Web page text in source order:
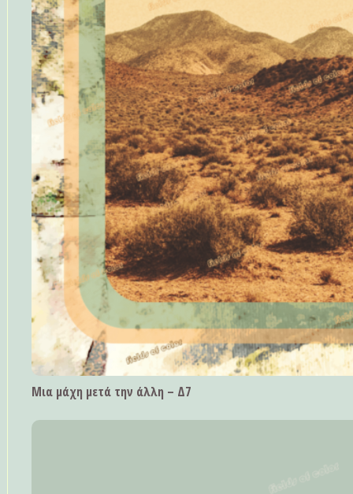
Μια μάχη μετά την άλλη – Δ7